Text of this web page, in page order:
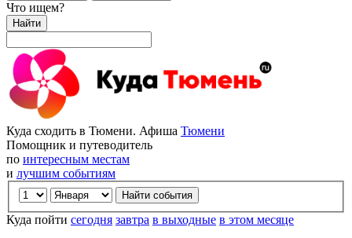
Что ищем?
Найти
Куда сходить в Тюмени. Афиша Тюмени
Помощник и путеводитель
по интересным местам
и лучшим событиям
Куда пойти сегодня завтра в выходные в этом месяце